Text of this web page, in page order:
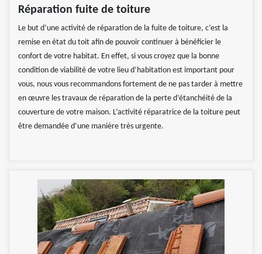
Réparation fuite de toiture
Le but d’une activité de réparation de la fuite de toiture, c’est la
remise en état du toit afin de pouvoir continuer à bénéficier le
confort de votre habitat. En effet, si vous croyez que la bonne
condition de viabilité de votre lieu d’habitation est important pour
vous, nous vous recommandons fortement de ne pas tarder à mettre
en œuvre les travaux de réparation de la perte d’étanchéité de la
couverture de votre maison. L’activité réparatrice de la toiture peut
être demandée d’une manière très urgente.